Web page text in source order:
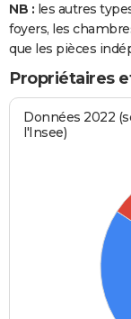
NB : les autres
foyers, les
que les pièces
Propriétaires
Données 2022
l'Insee)